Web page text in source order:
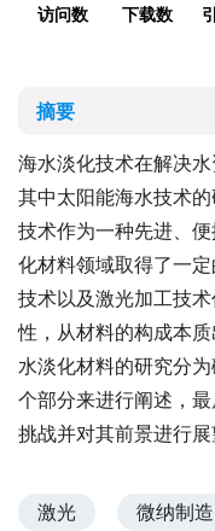
访问数 下载数
摘要
海水淡化技术在解决
其中太阳能海水技术
技术作为一种先进、
化材料领域取得了一
技术以及激光加工技
性，从材料的构成本
水淡化材料的研究分
个部分来进行阐述，
挑战并对其前景进行展
激光 微纳制造